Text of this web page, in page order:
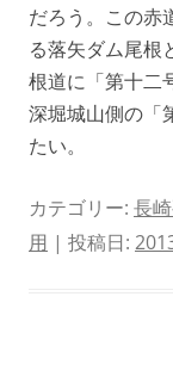
だろう。この赤
る落矢ダム尾根
根道に「第十二
深堀城山側の「
たい。
カテゴリー: 長
用 | 投稿日: